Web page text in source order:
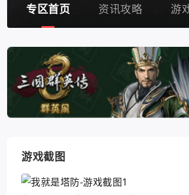
专区首页 资讯攻略 游
游戏截图